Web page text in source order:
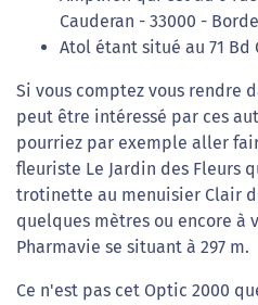
Cauderan - 33000 -
Atol étant situé au 71 Bd
Si vous comptez vous rendre
peut être intéressé par ces
pourriez par exemple aller
fleuriste Le Jardin des Fleurs
trotinette au menuisier Clair
quelques mètres ou encore à
Pharmavie se situant à 297 m.
Ce n'est pas cet Optic 2000